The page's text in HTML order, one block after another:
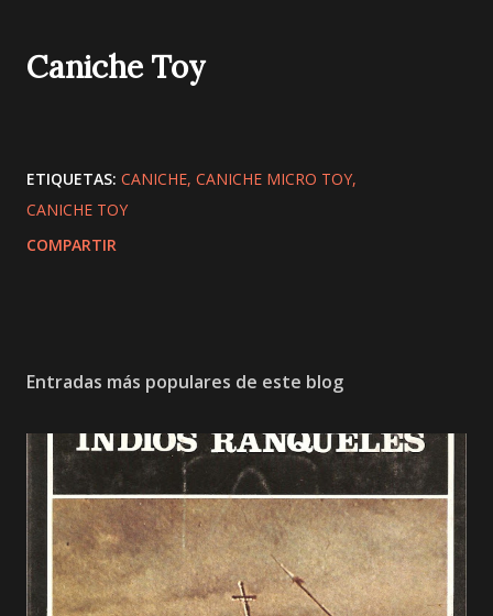
Caniche Toy
ETIQUETAS: CANICHE CANICHE MICRO TOY
CANICHE TOY
COMPARTIR
Entradas más populares de este blog